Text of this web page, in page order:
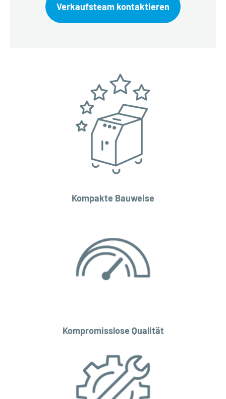
Verkaufsteam kontaktieren
Kompakte Bauweise
Kompromisslose Qualität